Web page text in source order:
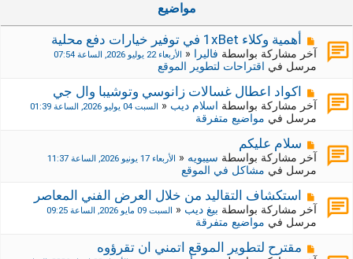
مواضيع
م
ش
ر
ك
ة
ج
د
د
ة
أهمية وكلاء 1xBet في توفير خيارات دفع محلية
آخر مشاركة بواسطة فاليرا « الأربعاء 22 يوليو 2026, الساعة 07:54
مرسل في اقتراحات لتطوير الموقع
م
ش
ر
ك
ة
ج
د
د
ة
اكواد اعطال غسالات زانوسي وتوشيبا وال جي
آخر مشاركة بواسطة اسلام ديب« السبت 04 يوليو 2026, الساعة 01:39
مرسل في مواضيع متفرقة
م
ش
ر
ك
ة
ج
د
د
سلام عليكم
آخر مشاركة بواسطة سيبويه« الأربعاء 17 يونيو 2026, الساعة 11:37
مرسل في مشاكل في الموقع
م
ش
ر
ك
ة
استكشاف التقاليد من خلال العرض الفني المعاصر
آخر مشاركة بواسطة بيغ ديب« السبت 09 مايو 2026, الساعة 09:25
مرسل في مواضيع متفرقة
م مقترح لتطوير الموقع اتمني ان تقرؤوه